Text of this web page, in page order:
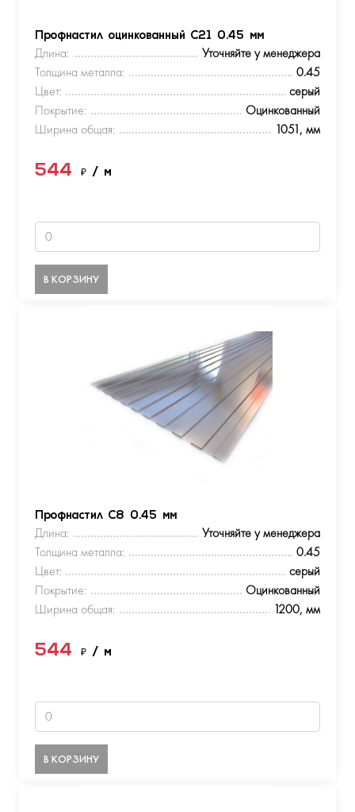
Профнастил оцинкованный С21 0.45 мм
Длина:
Уточняйте у менеджера
Толщина металла:
0.45
Цвет:
серый
Покрытие:
Оцинкованный
Ширина общая:
1051, мм
544 ₽ / м
В КОРЗИНУ
Профнастил С8 0.45 мм
Длина:
Уточняйте у менеджера
Толщина металла:
0.45
Цвет:
серый
Покрытие:
Оцинкованный
Ширина общая:
1200, мм
544 ₽ / м
В КОРЗИНУ